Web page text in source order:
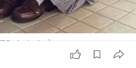
）